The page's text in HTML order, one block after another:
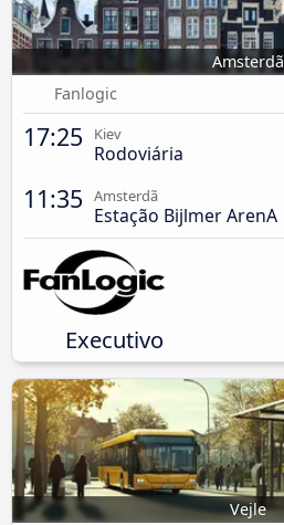
Amsterdã
Fanlogic
17:25 Kiev
Rodoviária
11:35 Amsterdã
Estação Bijlmer ArenA
Executivo
Vejle